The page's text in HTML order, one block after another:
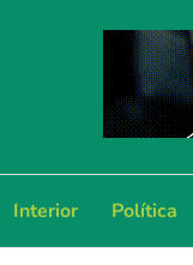
Interior Política